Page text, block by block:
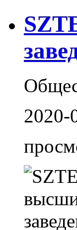
2020-